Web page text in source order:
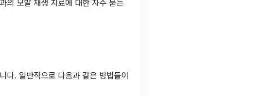
의 모발 재생 치료에 대한 자주 묻는
다. 일반적으로 다음과 같은 방법들이